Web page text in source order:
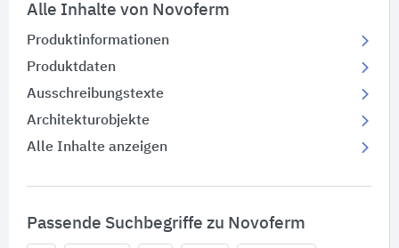
Alle Inhalte von Novoferm
Produktinformationen
Produktdaten
Ausschreibungstexte
Architekturobjekte
Alle Inhalte anzeigen
Passende Suchbegriffe zu Novoferm